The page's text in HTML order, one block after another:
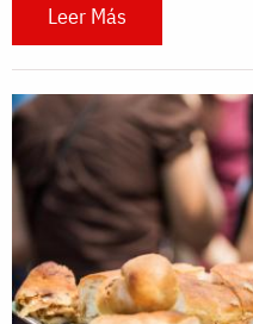
Leer Más